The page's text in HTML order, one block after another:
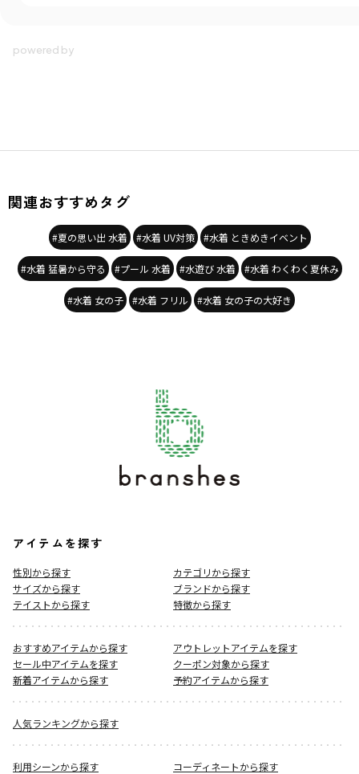
関連おすすめタグ
#夏の思い出 水着 #水着 UV対策 #水着 ときめきイベント
#水着 猛暑から守る #プール 水着 #水遊び 水着 #水着 わくわく夏休み
#水着 女の子 #水着 フリル #水着 女の子の大好き
アイテムを探す
性別から探す
カテゴリから探す
サイズから探す
ブランドから探す
テイストから探す
特徴から探す
おすすめアイテムから探す
アウトレットアイテムを探す
セール中アイテムを探す
クーポン対象から探す
新着アイテムから探す
予約アイテムから探す
人気ランキングから探す
利用シーンから探す
コーディネートから探す